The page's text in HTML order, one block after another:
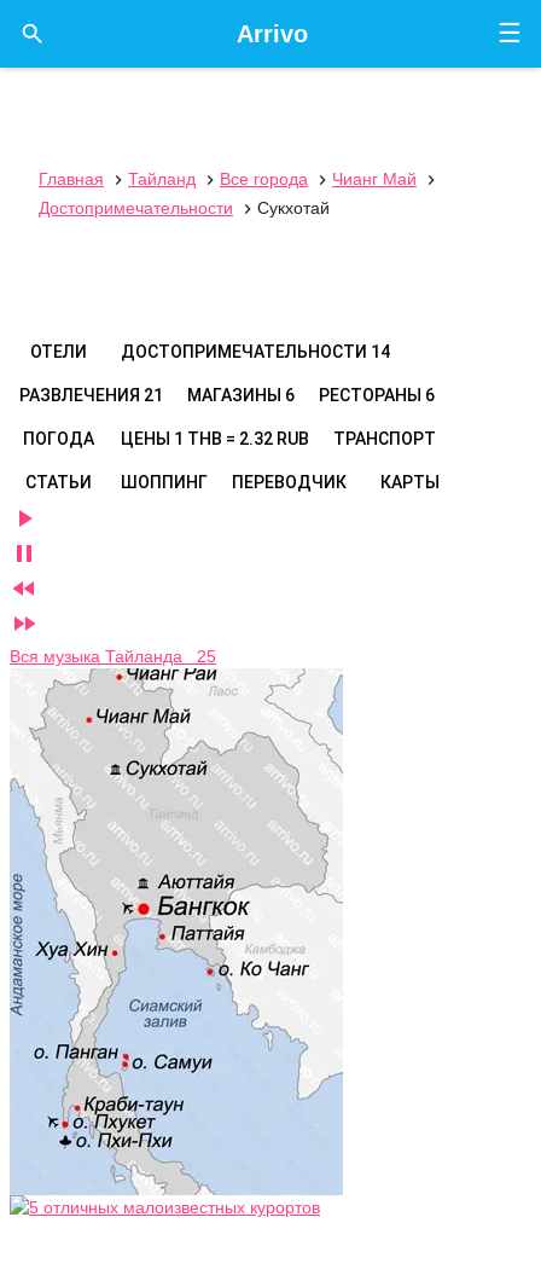
☰
Arrivo

Главная  Тайланд  Все города  Чианг Май

Достопримечательности
 Сукхотай
ОТЕЛИ ДОСТОПРИМЕЧАТЕЛЬНОСТИ 14
РАЗВЛЕЧЕНИЯ 21 МАГАЗИНЫ 6 РЕСТОРАНЫ 6
ПОГОДА ЦЕНЫ 1 THB = 2.32 RUB ТРАНСПОРТ
СТАТЬИ ШОППИНГ ПЕРЕВОДЧИК КАРТЫ




Вся музыка Тайланда 25